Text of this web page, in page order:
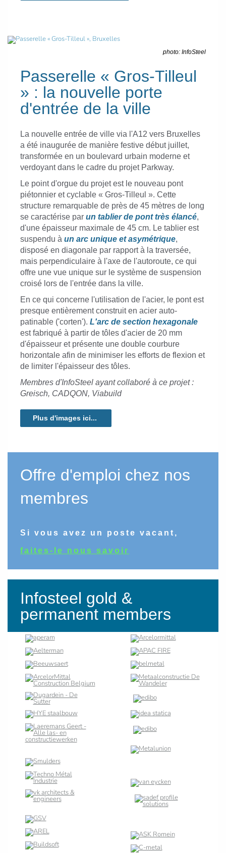
photo: InfoSteel
Passerelle « Gros-Tilleul
» : la nouvelle porte
d'entrée de la ville
La nouvelle entrée de ville via l'A12 vers Bruxelles
a été inaugurée de manière festive début juillet,
transformée en un boulevard urbain moderne et
verdoyant dans le cadre du projet Parkway.
Le point d'orgue du projet est le nouveau pont
piétonnier et cyclable « Gros-Tilleul ». Cette
structure remarquable de près de 45 mètres de long
se caractérise par un tablier de pont très élancé,
d'une épaisseur maximale de 45 cm. Le tablier est
suspendu à un arc unique et asymétrique,
disposé en diagonale par rapport à la traversée,
mais perpendiculaire à l'axe de l'autoroute, ce qui
offre une vue unique sur le système de suspension
croisé lors de l'entrée dans la ville.
En ce qui concerne l'utilisation de l'acier, le pont est
presque entièrement construit en acier auto-
patinable ('corten'). L'arc de section hexagonale
est fabriqué à partir de tôles d'acier de 20 mm
d'épaisseur et présente une double courbure
horizontale afin de minimiser les efforts de flexion et
de limiter l'épaisseur des tôles.
Membres d'InfoSteel ayant collaboré à ce projet :
Greisch, CADQON, Viabuild
Plus d'images ici...
Offre d'emploi chez nos
membres
Si vous avez un poste vacant,
faites-le nous savoir
Infosteel gold &
permanent members